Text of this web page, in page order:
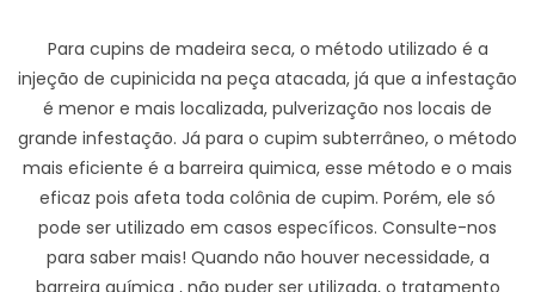
Para cupins de madeira seca, o método utilizado é a
injeção de cupinicida na peça atacada, já que a infestação
é menor e mais localizada, pulverização nos locais de
grande infestação. Já para o cupim subterrâneo, o método
mais eficiente é a barreira quimica, esse método e o mais
eficaz pois afeta toda colônia de cupim. Porém, ele só
pode ser utilizado em casos específicos. Consulte-nos
para saber mais! Quando não houver necessidade, a
barreira química , não puder ser utilizada, o tratamento